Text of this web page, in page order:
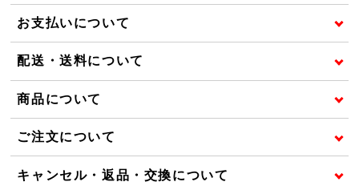
お支払いについて
配送・送料について
商品について
ご注文について
キャンセル・返品・交換について